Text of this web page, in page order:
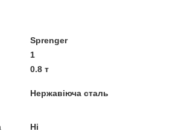
Sprenger
1
0.8 т
Нержавіюча сталь
Ні